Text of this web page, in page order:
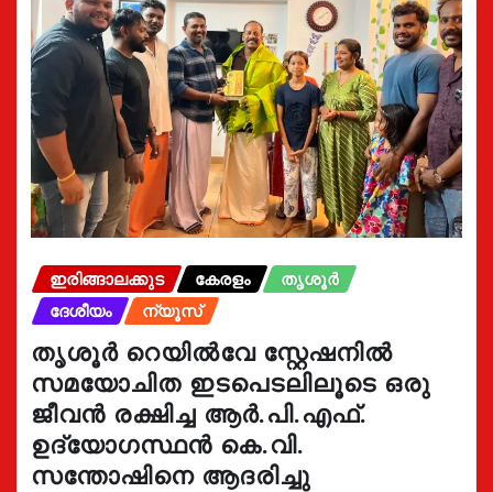
ഇരിങ്ങാലക്കുട കേരളം
തൃശൂർ
ദേശീയം
ന്യൂസ്
തൃശൂർ റെയിൽവേ സ്റ്റേഷനിൽ
സമയോചിത ഇടപെടലിലൂടെ ഒരു
ജീവൻ രക്ഷിച്ച ആർ.പി.എഫ്.
ഉദ്യോഗസ്ഥൻ കെ.വി.
സന്തോഷിനെ ആദരിച്ചു